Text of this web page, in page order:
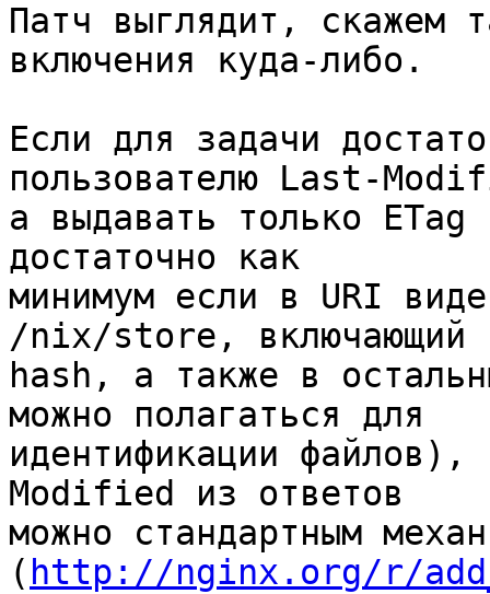
Патч выглядит, скажем
включения куда-либо.
Если для задачи
пользователю Last-
а выдавать только
достаточно как
минимум если в URI
/nix/store, включающий
hash, а также в
можно полагаться для
идентификации
Modified из ответов
можно стандартным
( http://nginx.org/r/